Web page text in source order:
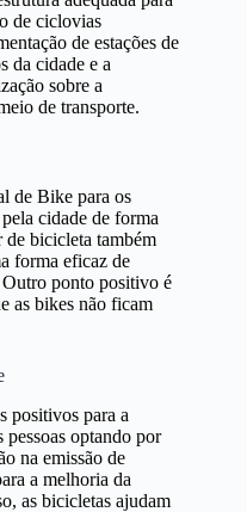
de ciclovias
de estações de
da cidade e a
sobre a
de transporte.
de Bike para os
cidade de forma
de bicicleta também
forma eficaz de
ponto positivo é
as bikes não ficam
positivos para a
optando por
na emissão de
a melhoria da
as bicicletas ajudam